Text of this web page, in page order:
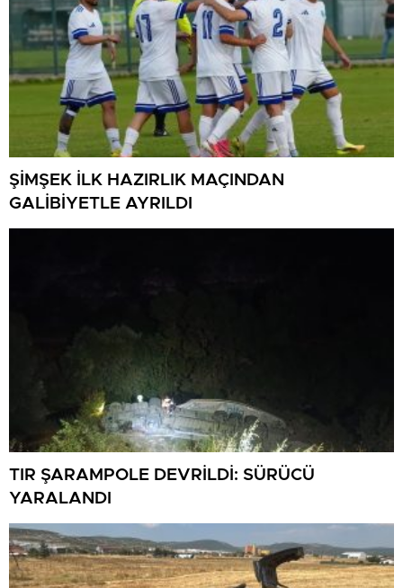
ŞİMŞEK İLK HAZIRLIK MAÇINDAN
GALİBİYETLE AYRILDI
TIR ŞARAMPOLE DEVRİLDİ: SÜRÜCÜ
YARALANDI